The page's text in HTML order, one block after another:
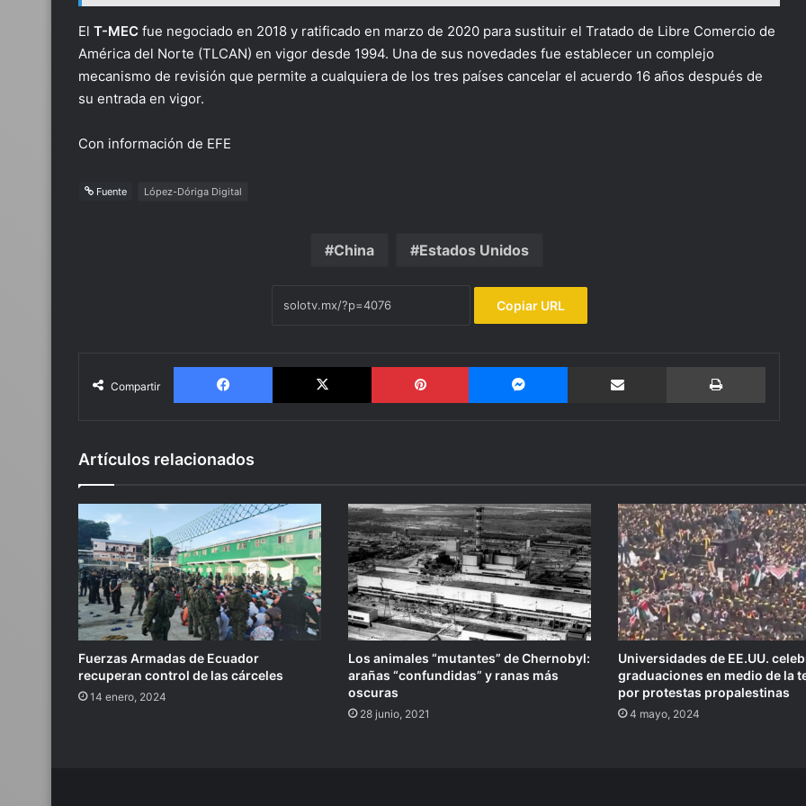
El T-MEC fue negociado en 2018 y ratificado en marzo de 2020 para sustituir el Tratado de Libre Comercio de
América del Norte (TLCAN) en vigor desde 1994. Una de sus novedades fue establecer un complejo
mecanismo de revisión que permite a cualquiera de los tres países cancelar el acuerdo 16 años después de
su entrada en vigor.
Con información de EFE
Fuente López-Dóriga Digital
China Estados Unidos
Copiar URL
Compartir
Facebook X Pinterest Messenger Compartir por email
Artículos relacionados
Fuerzas Armadas de Ecuador
recuperan control de las cárceles
14 enero, 2024
Los animales “mutantes” de Chernobyl:
arañas “confundidas” y ranas más
oscuras
28 junio, 2021
Universidades de EE.UU.
graduaciones en medio de la
por protestas propalestinas
4 mayo, 2024